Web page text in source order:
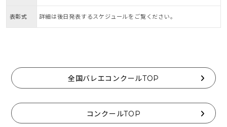
表彰式 詳細は後日発表するスケジュールをご覧ください。
全国バレエコンクールTOP
コンクールTOP